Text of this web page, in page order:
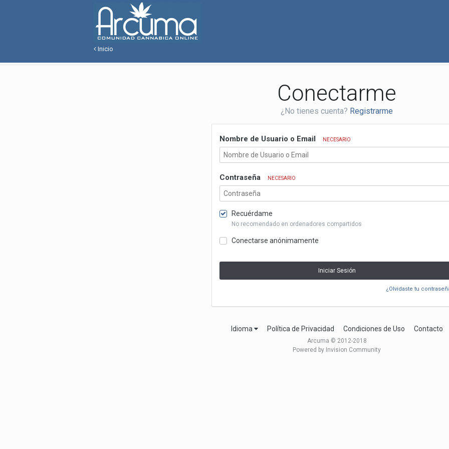
Inicio
Conectarme
¿No tienes cuenta? Registrarme
Nombre de Usuario o Email NECESARIO
Contraseña NECESARIO
Recuérdame
No recomendado en ordenadores compartidos
Conectarse anónimamente
Iniciar Sesión
¿Olvidaste tu
Idioma Política de Privacidad Condiciones de Uso Contacto
Arcuma © 2012-2018
Powered by Invision Community